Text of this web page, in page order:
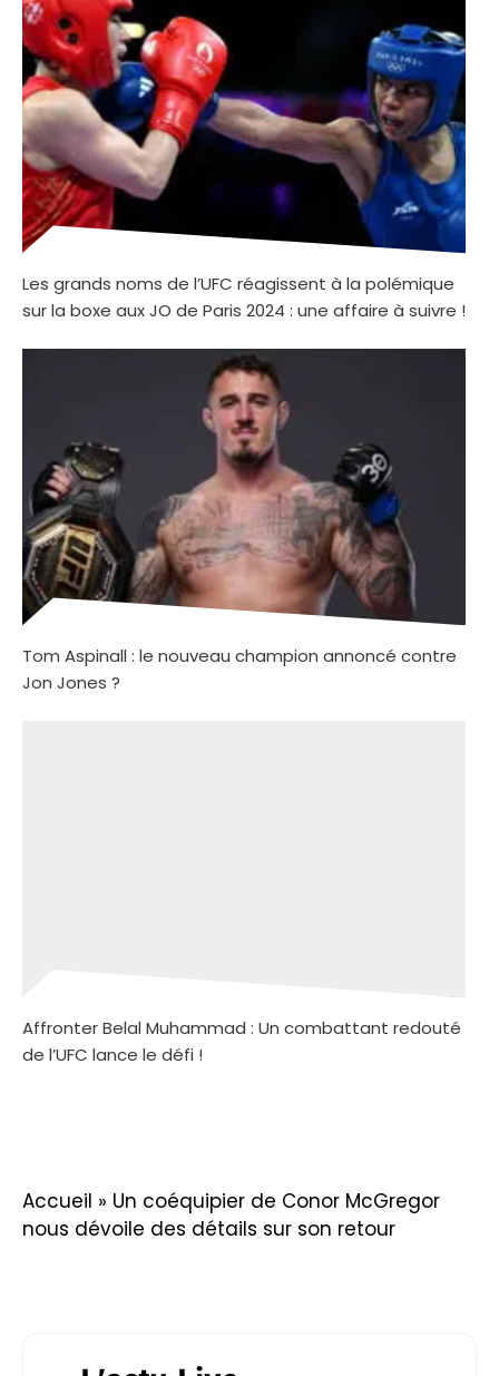
Les grands noms de l’UFC réagissent à la polémique
sur la boxe aux JO de Paris 2024 : une affaire à suivre !
Tom Aspinall : le nouveau champion annoncé contre
Jon Jones ?
Affronter Belal Muhammad : Un combattant redouté
de l’UFC lance le défi !
Accueil » Un coéquipier de Conor McGregor
nous dévoile des détails sur son retour